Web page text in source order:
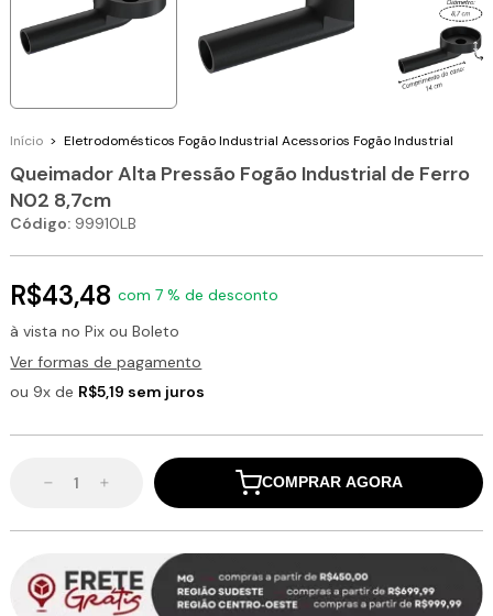
Início > Eletrodomésticos Fogão Industrial Acessorios Fogão Industrial
Queimador Alta Pressão Fogão Industrial de Ferro
N02 8,7cm
Código: 99910LB
R$43,48 com 7 % de desconto
à vista no Pix ou Boleto
Ver formas de pagamento
ou 9x de R$5,19 sem juros
COMPRAR AGORA